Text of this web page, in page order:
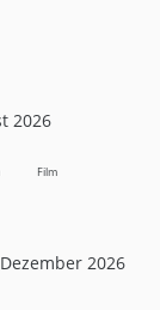
2026
Film
2026